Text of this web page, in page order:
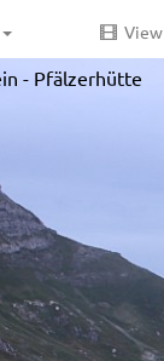
View
- Pfälzerhütte